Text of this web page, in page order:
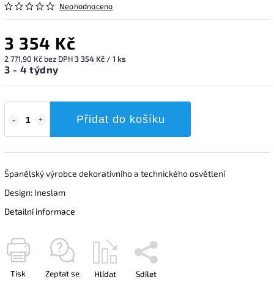
Neohodnoceno
3 354 Kč
2 771,90 Kč bez DPH3 354 Kč / 1 ks
3 - 4 týdny
Přidat do košíku
Španělský výrobce dekorativního a technického osvětlení
Design: Ineslam
Detailní informace
Tisk Zeptat se Hlídat Sdílet